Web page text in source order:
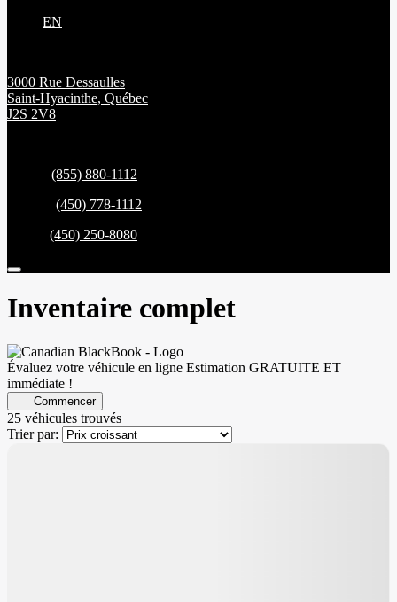
EN
3000 Rue Dessaulles
Saint-Hyacinthe, Québec
J2S 2V8
(855) 880-1112
(450) 778-1112
(450) 250-8080
Inventaire complet
Évaluez votre véhicule en ligne Estimation GRATUITE ET
immédiate !
Commencer
25 véhicules trouvés
Trier par: